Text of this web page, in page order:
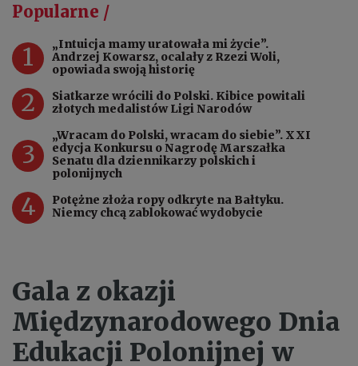
Popularne /
1
„Intuicja mamy uratowała mi życie”.
Andrzej Kowarsz, ocalały z Rzezi Woli,
opowiada swoją historię
2
Siatkarze wrócili do Polski. Kibice powitali
złotych medalistów Ligi Narodów
3
„Wracam do Polski, wracam do siebie”. XXI
edycja Konkursu o Nagrodę Marszałka
Senatu dla dziennikarzy polskich i
polonijnych
4
Potężne złoża ropy odkryte na Bałtyku.
Niemcy chcą zablokować wydobycie
Gala z okazji
Międzynarodowego Dnia
Edukacji Polonijnej w